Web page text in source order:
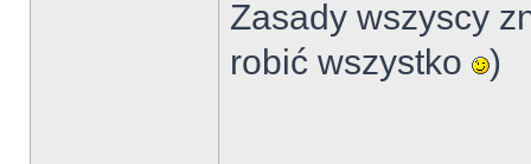
Zasady wszyscy
robić wszystko
)